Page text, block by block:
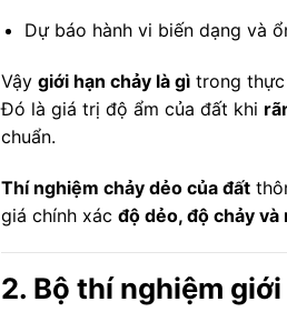
Dự báo hành vi biến dạng và
Vậy giới hạn chảy là gì trong
Đó là giá trị độ ẩm của đất khi
chuẩn.
Thí nghiệm chảy dẻo của đất
giá chính xác độ dẻo, độ chảy
2. Bộ thí nghiệm